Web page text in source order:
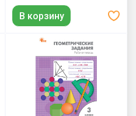
В корзину